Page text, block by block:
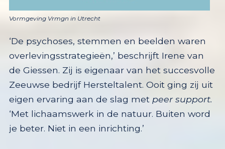
Vormgeving Vrmgn in Utrecht
‘De psychoses, stemmen en beelden waren
overlevingsstrategieën,’ beschrijft Irene van
de Giessen. Zij is eigenaar van het succesvolle
Zeeuwse bedrijf Hersteltalent. Ooit ging zij uit
eigen ervaring aan de slag met peer support.
‘Met lichaamswerk in de natuur. Buiten word
je beter. Niet in een inrichting.’